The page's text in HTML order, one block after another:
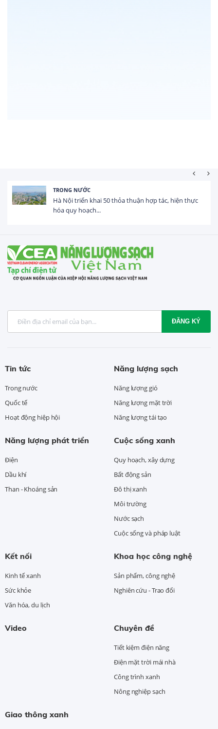
HOẠT ĐỘNG ĐẦU TƯ
Tổng vốn FDI đăng ký vào Việt Nam đạt gần 25 tỷ
USD trong 5 tháng...
ĐĂNG KÝ
Tin tức
Trong nước
Quốc tế
Hoạt động hiệp hội
Năng lượng sạch
Năng lượng gió
Năng lượng mặt trời
Năng lượng tái tạo
Năng lượng phát triển
Điện
Dầu khí
Than - Khoáng sản
Cuộc sống xanh
Quy hoạch, xây dựng
Bất động sản
Đô thị xanh
Môi trường
Nước sạch
Cuộc sống và pháp luật
Kết nối
Kinh tế xanh
Sức khỏe
Văn hóa, du lịch
Khoa học công nghệ
Sản phẩm, công nghệ
Nghiên cứu - Trao đổi
Video Chuyên đề
Tiết kiệm điện năng
Điện mặt trời mái nhà
Công trình xanh
Nông nghiệp sạch
Giao thông xanh